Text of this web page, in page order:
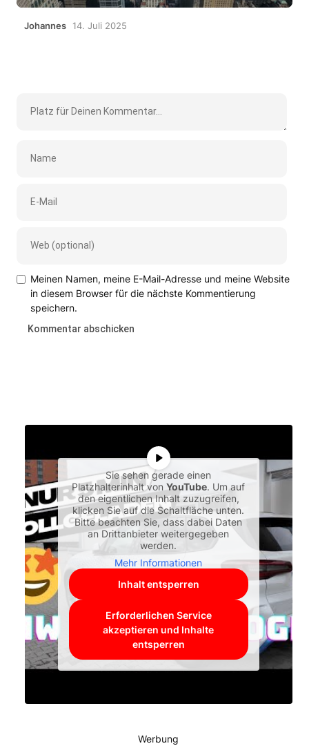
Johannes 14. Juli 2025
Meinen Namen, meine E-Mail-Adresse und meine Website
in diesem Browser für die nächste Kommentierung
speichern.
Sie sehen gerade einen
Platzhalterinhalt vonYouTube. Um auf
den eigentlichen Inhalt zuzugreifen,
klicken Sie auf die Schaltfläche unten.
Bitte beachten Sie, dass dabei Daten
an Drittanbieter weitergegeben
werden.
Mehr Informationen
Inhalt entsperren
Erforderlichen Service
akzeptieren und Inhalte
entsperren
Werbung